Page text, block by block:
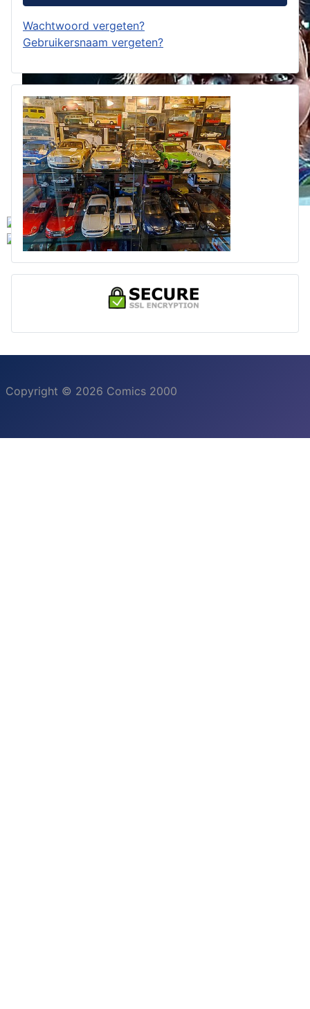
Wachtwoord vergeten?
Gebruikersnaam vergeten?
Copyright © 2026 Comics 2000